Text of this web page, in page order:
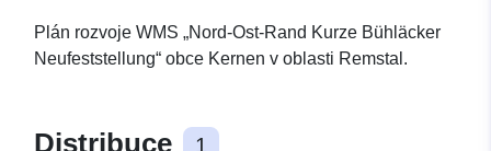
Plán rozvoje WMS „Nord-Ost-Rand Kurze Bühläcker
Neufeststellung“ obce Kernen v oblasti Remstal.
Distribuce 1